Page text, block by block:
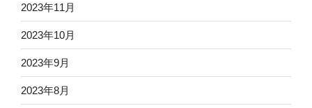
2023年11月
2023年10月
2023年9月
2023年8月